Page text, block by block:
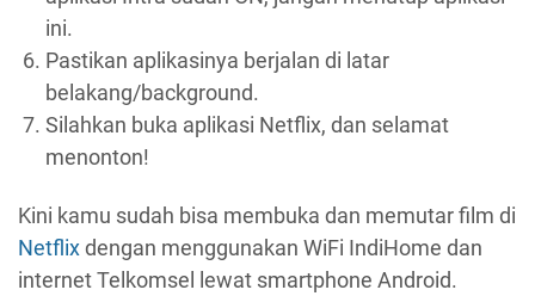
ini.
Pastikan aplikasinya berjalan di latar
belakang/background.
Silahkan buka aplikasi Netflix, dan selamat
menonton!
Kini kamu sudah bisa membuka dan memutar film di
Netflixdengan menggunakan WiFi IndiHome dan
internet Telkomsel lewat smartphone Android.